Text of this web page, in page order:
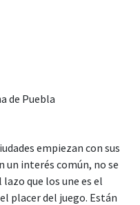
de Puebla
empiezan con sus
un interés común, no se
que los une es el
placer del juego. Están